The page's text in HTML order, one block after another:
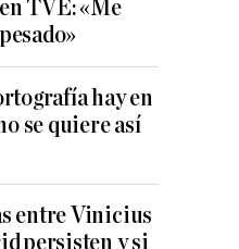
TVE: «Me
hay en
se quiere así
entre Vinicius
persisten y si